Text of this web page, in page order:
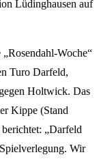
Lüdinghausen auf
Woche“
Turo Darfeld,
Holtwick. Das
Kippe (Stand
„Darfeld
Wir